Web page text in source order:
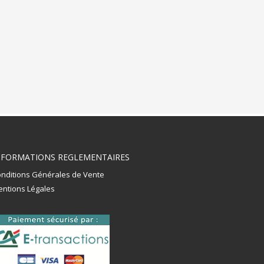
REGLEMENTAIRES
Générales de Vente
Légales